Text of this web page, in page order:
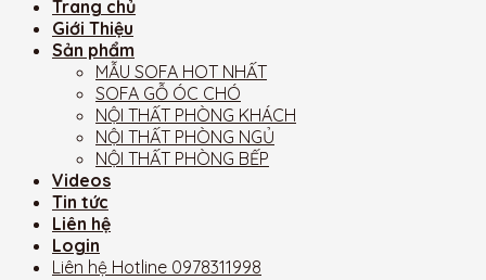
Trang chủ
Giới Thiệu
Sản phẩm
MẪU SOFA HOT NHẤT
SOFA GỖ ÓC CHÓ
NỘI THẤT PHÒNG KHÁCH
NỘI THẤT PHÒNG NGỦ
NỘI THẤT PHÒNG BẾP
Videos
Tin tức
Liên hệ
Login
Liên hệ Hotline 0978311998